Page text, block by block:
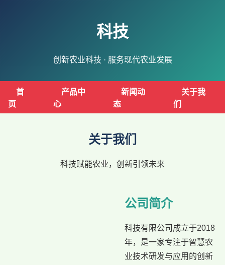
科技
创新农业科技 · 服务现代农业发展
首
页
产品中
心
新闻动
态
关于我
们
关于我们
科技赋能农业，创新引领未来
公司简介
科技有限公司成立于2018
年，是一家专注于智慧农
业技术研发与应用的创新